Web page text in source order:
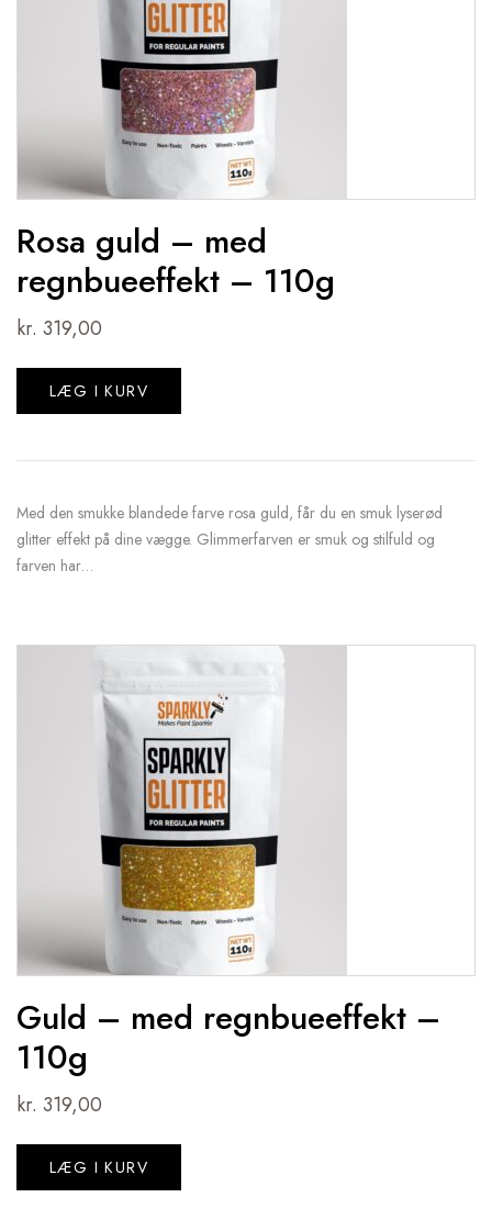
Rosa guld – med
regnbueeffekt – 110g
kr. 319,00
LÆG I KURV
Med den smukke blandede farve rosa guld, får du en smuk lyserød
glitter effekt på dine vægge. Glimmerfarven er smuk og stilfuld og
farven har…
Guld – med regnbueeffekt –
110g
kr. 319,00
LÆG I KURV